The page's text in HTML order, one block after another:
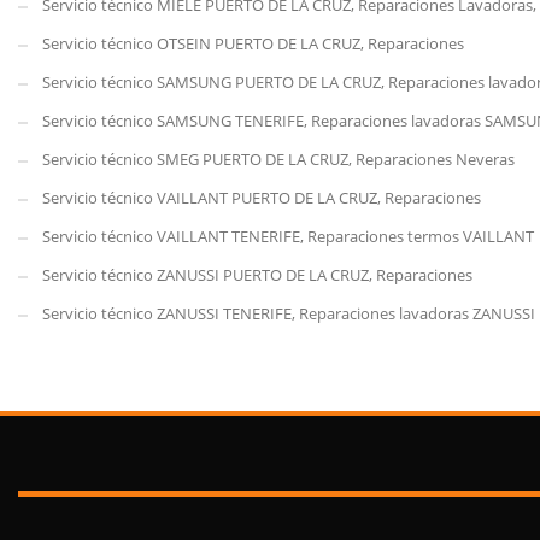
Servicio técnico MIELE PUERTO DE LA CRUZ, Reparaciones
Servicio técnico OTSEIN PUERTO DE LA CRUZ, Reparaciones
Servicio técnico SAMSUNG PUERTO DE LA CRUZ, Reparaciones
Servicio técnico SAMSUNG TENERIFE, Reparaciones lavadoras
Servicio técnico SMEG PUERTO DE LA CRUZ, Reparaciones Neveras
Servicio técnico VAILLANT PUERTO DE LA CRUZ, Reparaciones
Servicio técnico VAILLANT TENERIFE, Reparaciones termos VAILLANT
Servicio técnico ZANUSSI PUERTO DE LA CRUZ, Reparaciones
Servicio técnico ZANUSSI TENERIFE, Reparaciones lavadoras ZANUSSI